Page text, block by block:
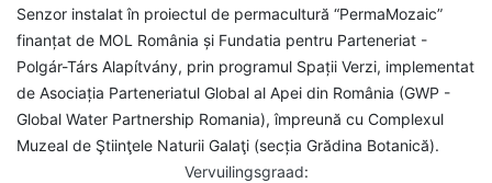
Senzor instalat în proiectul de permacultură “PermaMozaic”
finanțat de MOL România și Fundatia pentru Parteneriat -
Polgár-Társ Alapítvány, prin programul Spații Verzi, implementat
de Asociația Parteneriatul Global al Apei din România (GWP -
Global Water Partnership Romania), împreună cu Complexul
Muzeal de Ştiinţele Naturii Galaţi (secția Grădina Botanică).
Vervuilingsgraad: